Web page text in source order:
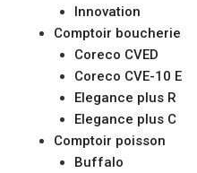
Innovation
Comptoir boucherie
Coreco CVED
Coreco CVE-10 E
Elegance plus R
Elegance plus C
Comptoir poisson
Buffalo